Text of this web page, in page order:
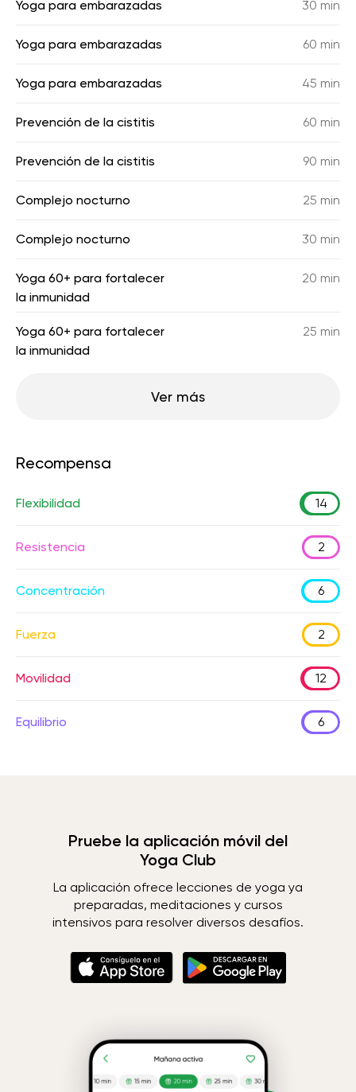
Yoga para embarazadas 30 min
Yoga para embarazadas 60 min
Yoga para embarazadas 45 min
Prevención de la cistitis 60 min
Prevención de la cistitis 90 min
Complejo nocturno 25 min
Complejo nocturno 30 min
Yoga 60+ para fortalecer
la inmunidad
20 min
Yoga 60+ para fortalecer
la inmunidad
25 min
Ver más
Recompensa
Flexibilidad 14
Resistencia 2
Concentración 6
Fuerza 2
Movilidad 12
Equilibrio 6
Pruebe la aplicación móvil del
Yoga Club
La aplicación ofrece lecciones de yoga ya
preparadas, meditaciones y cursos
intensivos para resolver diversos desafíos.